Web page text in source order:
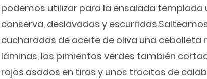
podemos utilizar para la ensalada templada
conserva, deslavadas y
cucharadas de aceite de oliva una cebolleta
láminas, los pimientos verdes también
rojos asados en tiras y unos trocitos de